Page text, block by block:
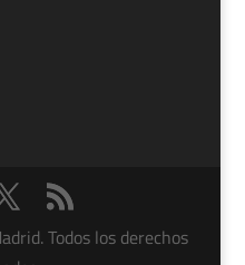
Todos los derechos